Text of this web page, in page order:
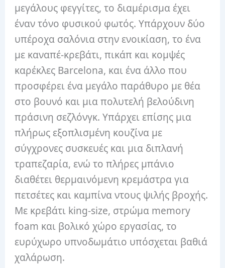
μεγάλους φεγγίτες, το διαμέρισμα έχει
έναν τόνο φυσικού φωτός. Υπάρχουν δύο
υπέροχα σαλόνια στην ενοικίαση, το ένα
με καναπέ-κρεβάτι, πικάπ και κομψές
καρέκλες Barcelona, ​​και ένα άλλο που
προσφέρει ένα μεγάλο παράθυρο με θέα
στο βουνό και μια πολυτελή βελούδινη
πράσινη σεζλόνγκ. Υπάρχει επίσης μια
πλήρως εξοπλισμένη κουζίνα με
σύγχρονες συσκευές και μια διπλανή
τραπεζαρία, ενώ το πλήρες μπάνιο
διαθέτει θερμαινόμενη κρεμάστρα για
πετσέτες και καμπίνα ντους ψιλής βροχής.
Με κρεβάτι king-size, στρώμα memory
foam και βολικό χώρο εργασίας, το
ευρύχωρο υπνοδωμάτιο υπόσχεται βαθιά
χαλάρωση.